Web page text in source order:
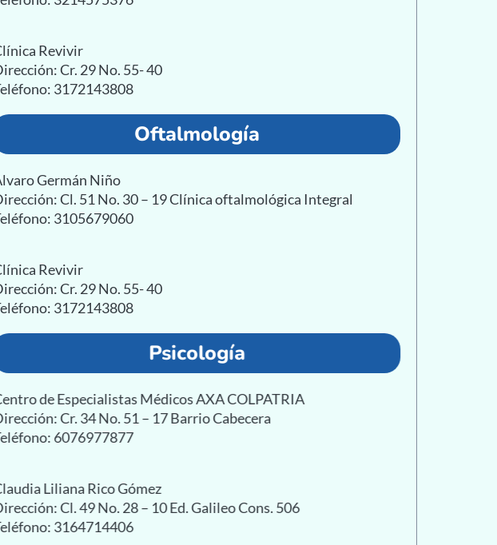
Revivir
Cr. 29 No. 55- 40
3172143808
Oftalmología
Germán Niño
Cl. 51 No. 30 – 19 Clínica oftalmológica Integral
3105679060
Revivir
Cr. 29 No. 55- 40
3172143808
Psicología
de Especialistas Médicos AXA COLPATRIA
Cr. 34 No. 51 – 17 Barrio Cabecera
6076977877
Liliana Rico Gómez
Cl. 49 No. 28 – 10 Ed. Galileo Cons. 506
3164714406